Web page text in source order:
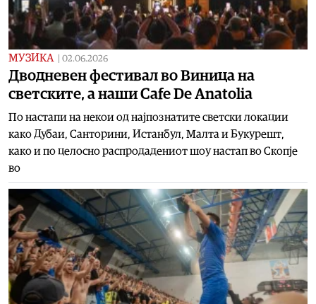
МУЗИКА 02.06.2026
Дводневен фестивал во Виница на
светските, а наши Cafe De Anatolia
По настапи на некои од најпознатите светски локации
како Дубаи, Санторини, Истанбул, Малта и Букурешт,
како и по целосно распродадениот шоу настап во Скопје
во